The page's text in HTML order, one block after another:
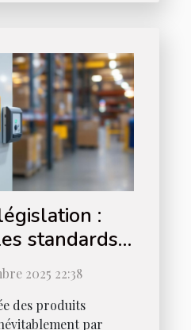
:
standards
?
2025 22:38
des produits
par